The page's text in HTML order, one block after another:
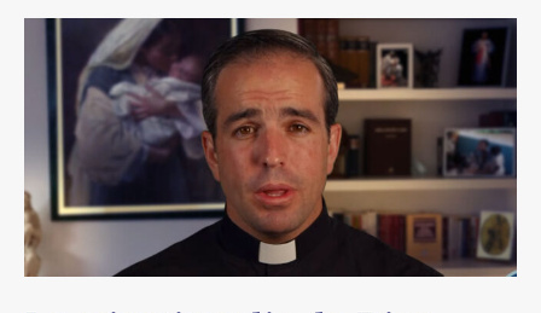
misericordia
hace
todo
nuevo